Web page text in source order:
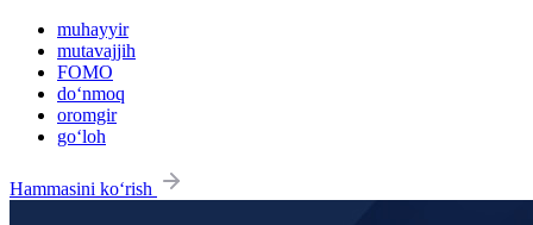
muhayyir
mutavajjih
FOMO
do‘nmoq
oromgir
go‘loh
Hammasini ko‘rish